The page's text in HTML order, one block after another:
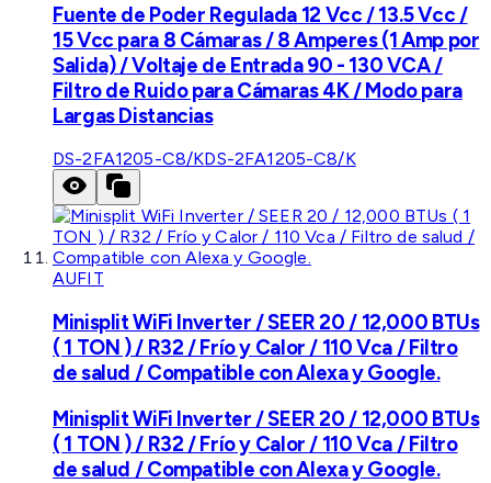
Fuente de Poder Regulada 12 Vcc / 13.5 Vcc /
15 Vcc para 8 Cámaras / 8 Amperes (1 Amp por
Salida) / Voltaje de Entrada 90 - 130 VCA /
Filtro de Ruido para Cámaras 4K / Modo para
Largas Distancias
DS-2FA1205-C8/KDS-2FA1205-C8/K
AUFIT
Minisplit WiFi Inverter / SEER 20 / 12,000 BTUs
( 1 TON ) / R32 / Frío y Calor / 110 Vca / Filtro
de salud / Compatible con Alexa y Google.
Minisplit WiFi Inverter / SEER 20 / 12,000 BTUs
( 1 TON ) / R32 / Frío y Calor / 110 Vca / Filtro
de salud / Compatible con Alexa y Google.